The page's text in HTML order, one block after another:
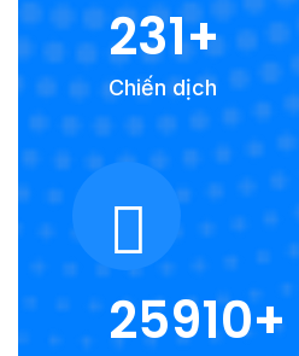
231
Chiến dịch
25910